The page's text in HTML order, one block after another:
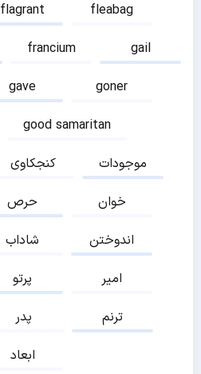
flagrant
fleabag
francium
gail
gave
goner
good samaritan
کنجکاوی
موجودات
حرص
خوان
شاداب
اندوختن
پرتو
امیر
پدر
ترنم
ابعاد